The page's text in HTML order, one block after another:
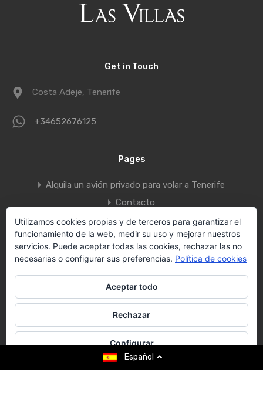
Get in Touch
Costa Adeje, Tenerife
+34652676125
Pages
Alquila un avión privado para volar a Tenerife
Contacto
Política de Privacidad
Rentals Search
Search Villas
Vallecid Group
Designed byCanarias.com
Español
Utilizamos cookies propias y de terceros para garantizar el
funcionamiento de la web, medir su uso y mejorar nuestros
servicios. Puede aceptar todas las cookies, rechazar las no
necesarias o configurar sus preferencias. Política de cookies
Aceptar todo
Rechazar
ConfigurarContact us